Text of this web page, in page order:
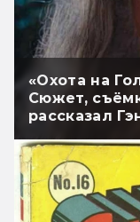
«Охота на
Сюжет,
рассказал